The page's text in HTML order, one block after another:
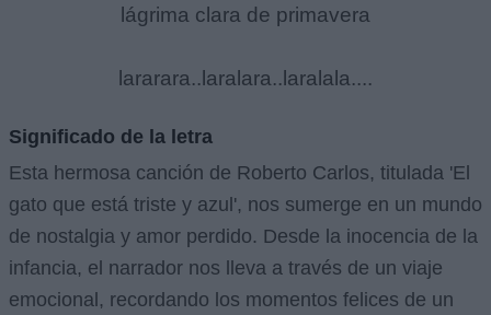
lágrima clara de primavera
lararara..laralara..laralala....
Significado de la letra
Esta hermosa canción de Roberto Carlos, titulada 'El
gato que está triste y azul', nos sumerge en un mundo
de nostalgia y amor perdido. Desde la inocencia de la
infancia, el narrador nos lleva a través de un viaje
emocional, recordando los momentos felices de un